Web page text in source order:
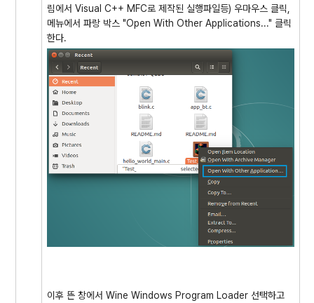
림에서 Visual C++ MFC로 제작된 실행파일등) 우마우스 클릭,
메뉴에서 파랑 박스 "Open With Other Applications..." 클릭
한다.
이후 뜬 창에서 Wine Windows Program Loader 선택하고